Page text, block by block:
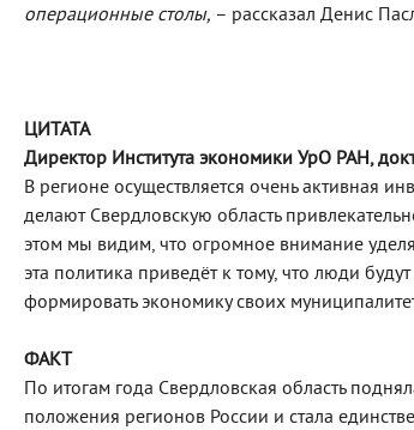
операционные столы, – рассказал Денис
ЦИТАТА
Директор Института экономики УрО РАН,
В регионе осуществляется очень активная
делают Свердловскую область
этом мы видим, что огромное внимание
эта политика приведёт к тому, что люди
формировать экономику своих
ФАКТ
По итогам года Свердловская область
положения регионов России и стала